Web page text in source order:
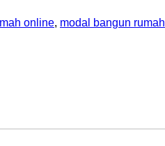
online, modal bangun rumah